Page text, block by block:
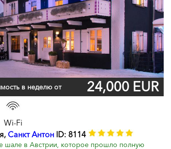
в неделю от 24,000 EUR
Wi-Fi
Санкт Антон ID: 8114
шале в Австрии, которое прошло полную